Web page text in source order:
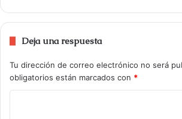
Deja una respuesta
Tu dirección de correo electrónico no será
obligatorios están marcados con *